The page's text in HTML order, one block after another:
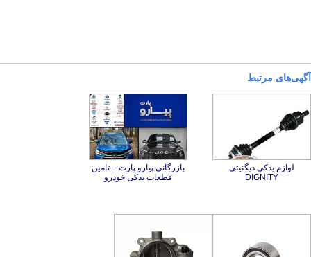
آگهی‌های مرتبط
لوازم یدکی دیگنیتی
DIGNITY
بازرگانی پیارو پارت – تامین
قطعات یدکی خودرو